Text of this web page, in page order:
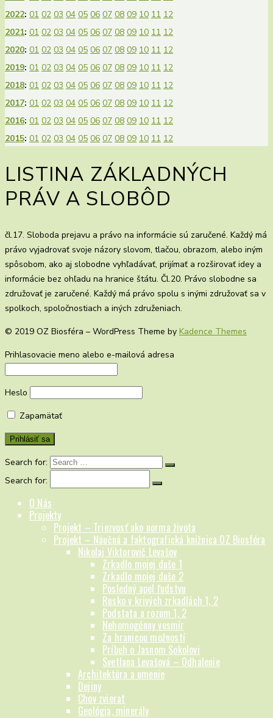
2022: 01 02 03 04 05 06 07 08 09 10 11 12
2021: 01 02 03 04 05 06 07 08 09 10 11 12
2020: 01 02 03 04 05 06 07 08 09 10 11 12
2019: 01 02 03 04 05 06 07 08 09 10 11 12
2018: 01 02 03 04 05 06 07 08 09 10 11 12
2017: 01 02 03 04 05 06 07 08 09 10 11 12
2016: 01 02 03 04 05 06 07 08 09 10 11 12
2015: 01 02 03 04 05 06 07 08 09 10 11 12
LISTINA ZÁKLADNÝCH
PRÁV A SLOBÔD
čl.17. Sloboda prejavu a právo na informácie sú zaručené. Každý má
právo vyjadrovať svoje názory slovom, tlačou, obrazom, alebo iným
spôsobom, ako aj slobodne vyhľadávať, prijímať a rozširovať idey a
informácie bez ohľadu na hranice štátu. Čl.20. Právo slobodne sa
združovať je zaručené. Každý má právo spolu s inými združovať sa v
spolkoch, spoločnostiach a iných združeniach.
© 2019 OZ Biosféra – WordPress Theme by Kadence Themes
Prihlasovacie meno alebo e-mailová adresa
Heslo
Zapamätať
Search for:
Search for:
O Nás
Projekty
Projekt – Triezvosť ako norma života
Projekt – Náučná a faktografická knižnica OZ Biosféra
Nikolaj Viktorovič Levašov
Zrkadlo mojej duše 1
Zrkadlo mojej duše 2
Posledný apel ľudstvu
Rusko v krivých zrkadlách 1, 2
Podstata a rozum 1, 2
Nehomogénny vesmír
Za hranicou možností
Príbeh o Jasnom Sokolovi
Svetlana Levašová – Odhalenie
Architektúra a umenie
Dejiny
Chov zvierat
Geológia, minerály